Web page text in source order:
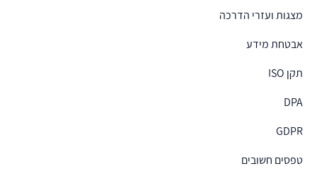
מצגות ועזרי הדרכה
אבטחת מידע
תקן ISO
DPA
GDPR
טפסים חשובים